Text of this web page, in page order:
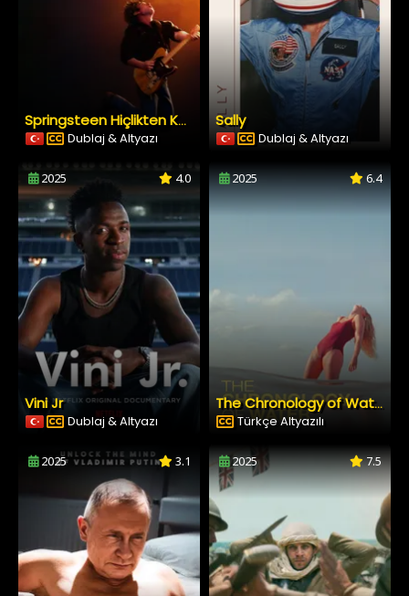
Springsteen Hiçlikten Kurtar Beni
Dublaj & Altyazı
Sally
Dublaj & Altyazı
2025 4.0
Vini Jr
Dublaj & Altyazı
2025 6.4
The Chronology of Water
Türkçe Altyazılı
2025 3.1 2025 7.5